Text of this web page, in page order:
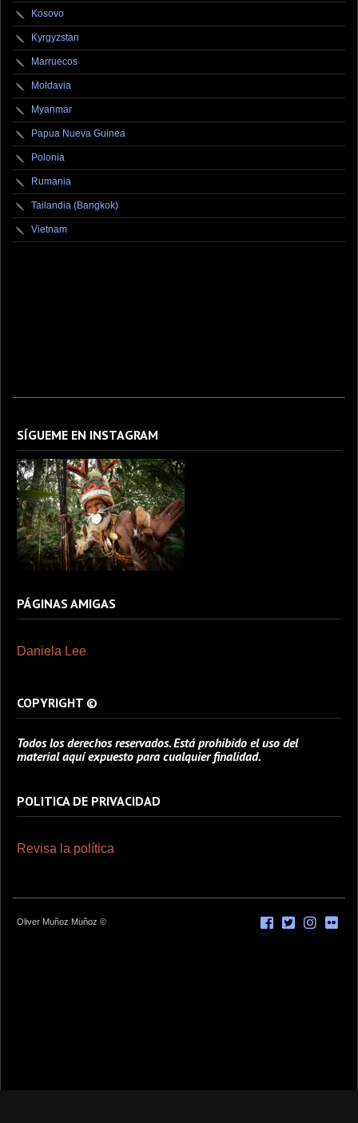
Kosovo
Kyrgyzstan
Marruecos
Moldavia
Myanmar
Papua Nueva Guinea
Polonia
Rumania
Tailandia (Bangkok)
Vietnam
SÍGUEME EN INSTAGRAM
PÁGINAS AMIGAS
Daniela Lee
COPYRIGHT ©
Todos los derechos reservados. Está prohibido el uso del
material aquí expuesto para cualquier finalidad.
POLITICA DE PRIVACIDAD
Revisa la política
Oliver Muñoz Muñoz ©